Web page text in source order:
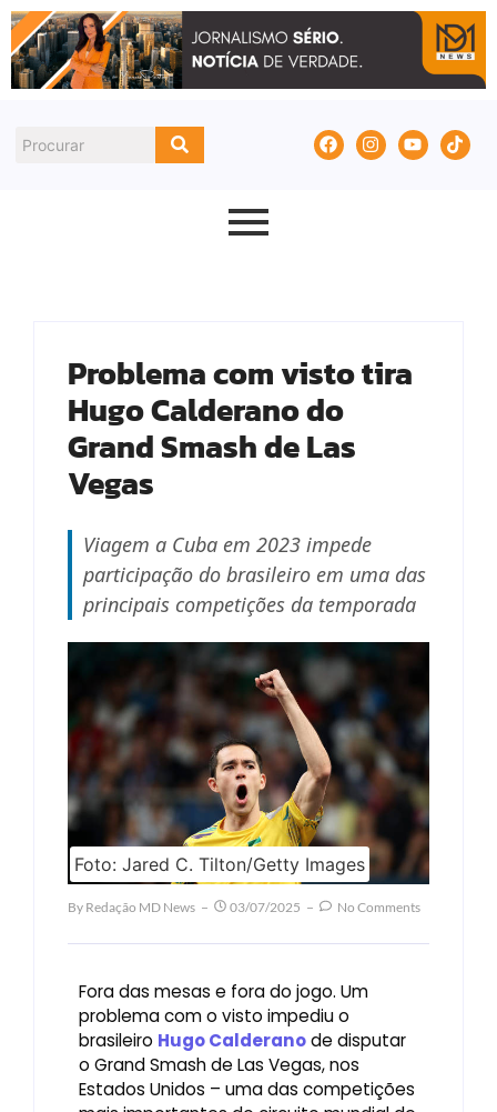
Problema com visto tira
Hugo Calderano do
Grand Smash de Las
Vegas
Viagem a Cuba em 2023 impede
participação do brasileiro em uma das
principais competições da temporada
Foto: Jared C. Tilton/Getty Images
By Redação MD News 03/07/2025 No Comments
Fora das mesas e fora do jogo. Um
problema com o visto impediu o
brasileiro Hugo Calderanode disputar
o Grand Smash de Las Vegas, nos
Estados Unidos – uma das competições